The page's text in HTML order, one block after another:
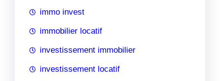
immo invest
immobilier locatif
investissement immobilier
investissement locatif